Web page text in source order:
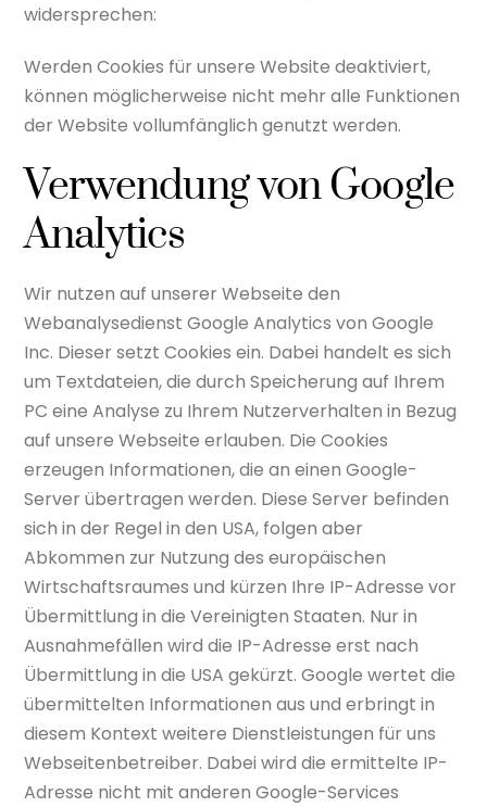
widersprechen:
Werden Cookies für unsere Website deaktiviert,
können möglicherweise nicht mehr alle Funktionen
der Website vollumfänglich genutzt werden.
Verwendung von Google
Analytics
Wir nutzen auf unserer Webseite den
Webanalysedienst Google Analytics von Google
Inc. Dieser setzt Cookies ein. Dabei handelt es sich
um Textdateien, die durch Speicherung auf Ihrem
PC eine Analyse zu Ihrem Nutzerverhalten in Bezug
auf unsere Webseite erlauben. Die Cookies
erzeugen Informationen, die an einen Google-
Server übertragen werden. Diese Server befinden
sich in der Regel in den USA, folgen aber
Abkommen zur Nutzung des europäischen
Wirtschaftsraumes und kürzen Ihre IP-Adresse vor
Übermittlung in die Vereinigten Staaten. Nur in
Ausnahmefällen wird die IP-Adresse erst nach
Übermittlung in die USA gekürzt. Google wertet die
übermittelten Informationen aus und erbringt in
diesem Kontext weitere Dienstleistungen für uns
Webseitenbetreiber. Dabei wird die ermittelte IP-
Adresse nicht mit anderen Google-Services